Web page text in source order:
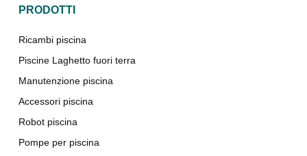
PRODOTTI
Ricambi piscina
Piscine Laghetto fuori terra
Manutenzione piscina
Accessori piscina
Robot piscina
Pompe per piscina